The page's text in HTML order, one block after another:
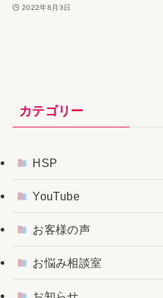
2022年8月3日
カテゴリー
HSP
YouTube
お客様の声
お悩み相談室